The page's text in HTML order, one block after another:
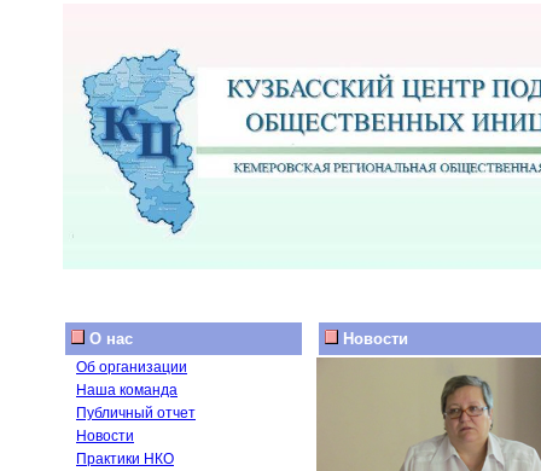
О нас
Об организации
Наша команда
Публичный отчет
Новости
Практики НКО
Новости